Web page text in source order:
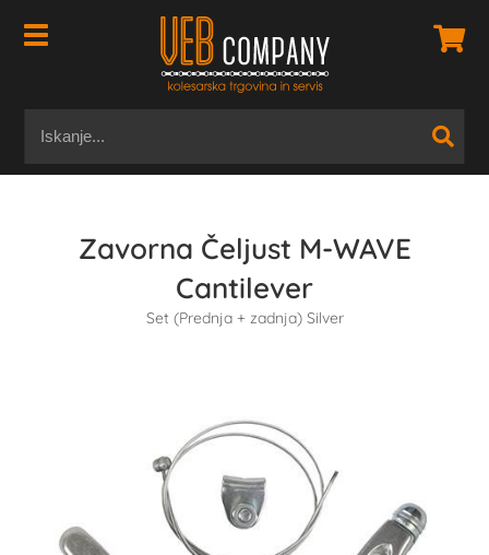
Zavorna Čeljust M-WAVE
Cantilever
Set (Prednja + zadnja) Silver